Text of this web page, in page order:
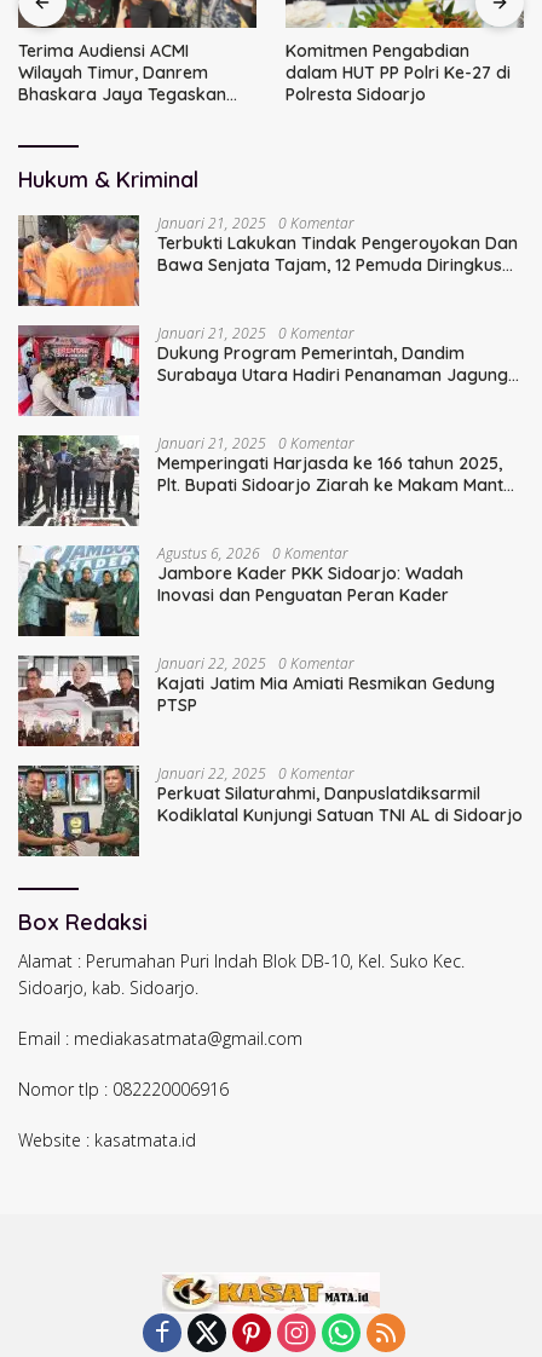
Terima Audiensi ACMI
Wilayah Timur, Danrem
Bhaskara Jaya Tegaskan
Komitmen Pengabdian
dalam HUT PP Polri Ke-27 di
Polresta Sidoarjo
Hukum & Kriminal
Januari 21, 2025 0 Komentar
Terbukti Lakukan Tindak Pengeroyokan Dan
Bawa Senjata Tajam, 12 Pemuda Diringkus
Januari 21, 2025 0 Komentar
Dukung Program Pemerintah, Dandim
Surabaya Utara Hadiri Penanaman Jagung
Januari 21, 2025 0 Komentar
Memperingati Harjasda ke 166 tahun 2025,
Plt. Bupati Sidoarjo Ziarah ke Makam Mantan
Agustus 6, 2026 0 Komentar
Jambore Kader PKK Sidoarjo: Wadah
Inovasi dan Penguatan Peran Kader
Januari 22, 2025 0 Komentar
Kajati Jatim Mia Amiati Resmikan Gedung
PTSP
Januari 22, 2025 0 Komentar
Perkuat Silaturahmi, Danpuslatdiksarmil
Kodiklatal Kunjungi Satuan TNI AL di Sidoarjo
Box Redaksi
Alamat : Perumahan Puri Indah Blok DB-10, Kel. Suko Kec.
Sidoarjo, kab. Sidoarjo.
Email : mediakasatmata@gmail.com
Nomor tlp : 082220006916
Website : kasatmata.id